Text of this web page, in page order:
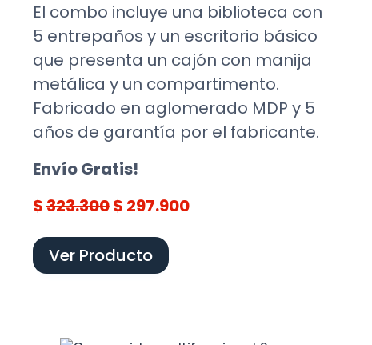
El combo incluye una biblioteca con
5 entrepaños y un escritorio básico
que presenta un cajón con manija
metálica y un compartimento.
Fabricado en aglomerado MDP y 5
años de garantía por el fabricante.
Envío Gratis!
$323.300$ 297.900
Ver Producto